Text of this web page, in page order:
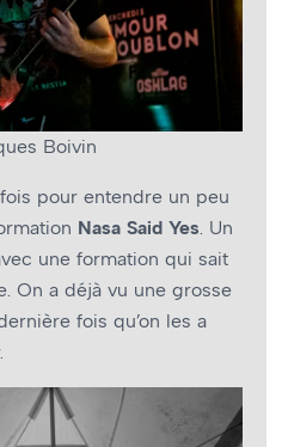
Boivin
pour entendre un peu
Nasa Said Yes. Un
une formation qui sait
On a déjà vu une grosse
fois qu’on les a